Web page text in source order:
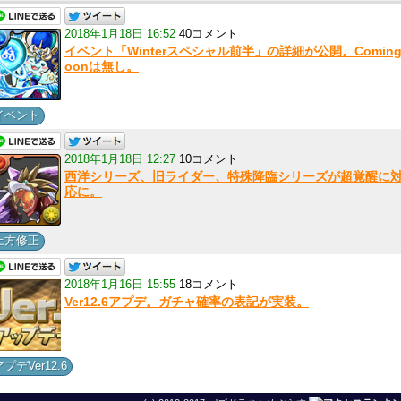
2018年1月18日 16:52 40コメント
イベント「Winterスペシャル前半」の詳細が公開。
oonは無し。
ベント
2018年1月18日 12:27 10コメント
西洋シリーズ、旧ライダー、特殊降臨シリーズが超覚醒に
応に。
方修正
2018年1月16日 15:55 18コメント
Ver12.6アプデ。ガチャ確率の表記が実装。
プデVer12.6